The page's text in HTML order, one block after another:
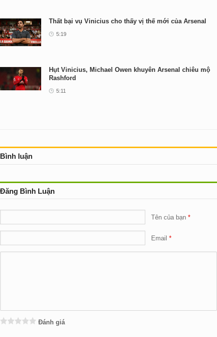
Thất bại vụ Vinicius cho thấy vị thế mới của Arsenal
5:19
Hụt Vinicius, Michael Owen khuyên Arsenal chiêu mộ
Rashford
5:11
Bình luận
Đăng Bình Luận
Tên của bạn
Email
Đánh giá